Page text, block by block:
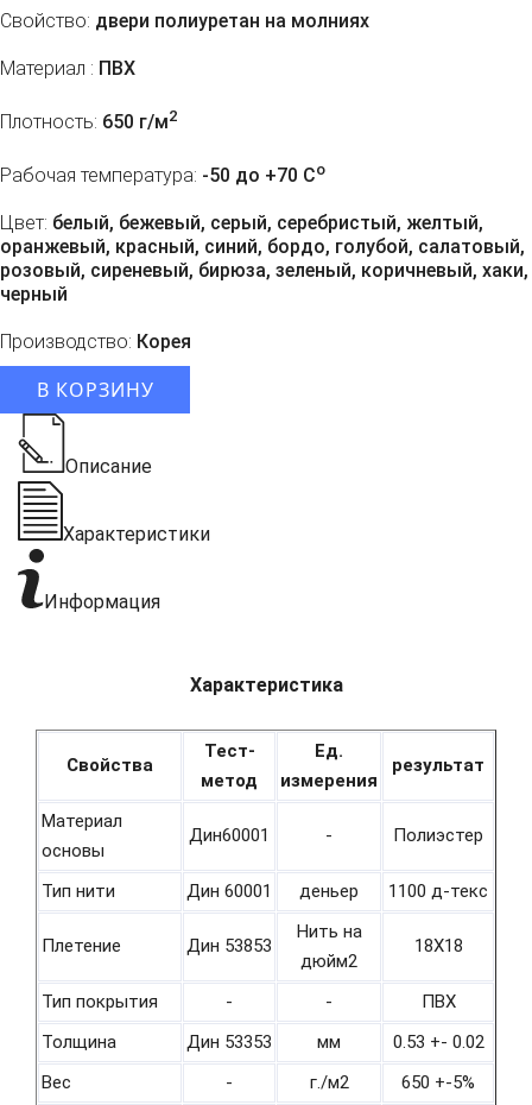
Свойство: двери полиуретан на молниях
Материал : ПВХ
Плотность: 650 г/м2
Рабочая температура: -50 до +70 Co
Цвет: белый, бежевый, серый, серебристый, желтый,
оранжевый, красный, синий, бордо, голубой, салатовый,
розовый, сиреневый, бирюза, зеленый, коричневый, хаки,
черный
Производство: Корея
В КОРЗИНУ
Описание
Характеристики
Информация
Характеристика
Свойства
Тест-
метод
Ед.
измерения
результат
Материал
основы
Дин60001 - Полиэстер
Тип нити Дин 60001 деньер 1100 д-текс
Плетение Дин 53853
Нить на
дюйм2
18Х18
Тип покрытия - -
ПВХ
Толщина
Дин 53353 мм
0.53 +- 0.02
Вес
- г./м2
650 +-5%